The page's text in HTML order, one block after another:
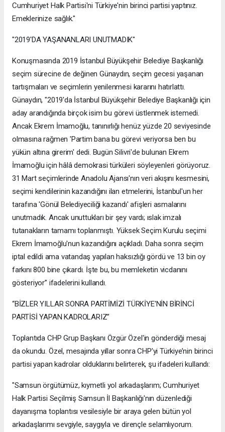
Cumhuriyet Halk Partisi'ni Türkiye'nin birinci partisi yaptınız.
Emeklerinize sağlık."
"2019'DA YAŞANANLARI UNUTMADIK"
Konuşmasında 2019 İstanbul Büyükşehir Belediye Başkanlığı
seçim sürecine de değinen Günaydın, seçim gecesi yaşanan
tartışmaları ve seçimlerin yenilenmesi kararını hatırlattı.
Günaydın, "2019'da İstanbul Büyükşehir Belediye Başkanlığı için
aday arandığında birçok isim bu görevi üstlenmek istemedi.
Ancak Ekrem İmamoğlu, tanınırlığı henüz yüzde 20 seviyesinde
olmasına rağmen 'Partim bana bu görevi veriyorsa ben bu
yükün altına girerim' dedi. Bugün Silivri'de bulunan Ekrem
İmamoğlu için hâlâ demokrasi türküleri söyleyenleri görüyoruz.
31 Mart seçimlerinde Anadolu Ajansı'nın veri akışını kesmesini,
seçimi kendilerinin kazandığını ilan etmelerini, İstanbul'un her
tarafına 'Gönül Belediyeciliği kazandı' afişleri asmalarını
unutmadık. Ancak unuttukları bir şey vardı; ıslak imzalı
tutanakların tamamı toplanmıştı. Yüksek Seçim Kurulu seçimi
Ekrem İmamoğlu'nun kazandığını açıkladı. Daha sonra seçim
iptal edildi ama vatandaş yapılan haksızlığı gördü ve 13 bin oy
farkını 800 bine çıkardı. İşte bu, bu memleketin vicdanını
gösteriyor” ifadelerini kullandı.
“BİZLER YILLAR SONRA PARTİMİZİ TÜRKİYE'NİN BİRİNCİ
PARTİSİ YAPAN KADROLARIZ”
Toplantıda CHP Grup Başkanı Özgür Özel'in gönderdiği mesaj
da okundu. Özel, mesajında yıllar sonra CHP’yi Türkiye’nin birinci
partisi yapan kadrolar olduklarını belirterek, şu ifadeleri kullandı:
"Samsun örgütümüz, kıymetli yol arkadaşlarım; Cumhuriyet
Halk Partisi Seçilmiş Samsun İl Başkanlığı'nın düzenlediği
dayanışma toplantısı vesilesiyle bir araya gelen bütün yol
arkadaşlarımı sevgiyle, saygıyla ve dirençle selamlıyorum.